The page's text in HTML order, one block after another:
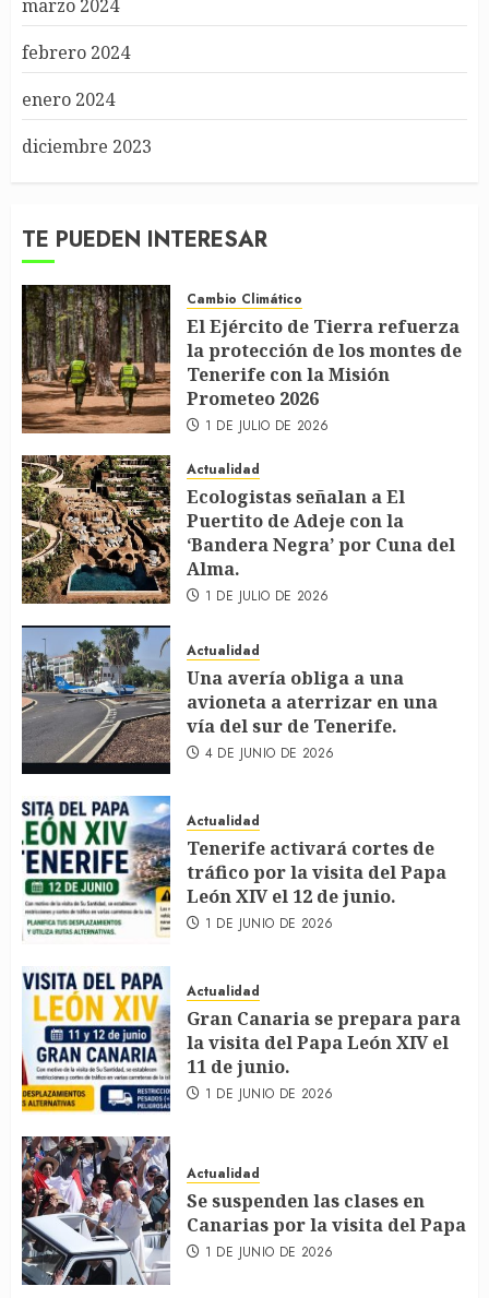
marzo 2024
febrero 2024
enero 2024
diciembre 2023
TE PUEDEN INTERESAR
Cambio Climático
El Ejército de Tierra refuerza
la protección de los montes de
Tenerife con la Misión
Prometeo 2026
1 DE JULIO DE 2026
Actualidad
Ecologistas señalan a El
Puertito de Adeje con la
‘Bandera Negra’ por Cuna del
Alma.
1 DE JULIO DE 2026
Actualidad
Una avería obliga a una
avioneta a aterrizar en una
vía del sur de Tenerife.
4 DE JUNIO DE 2026
Actualidad
Tenerife activará cortes de
tráfico por la visita del Papa
León XIV el 12 de junio.
1 DE JUNIO DE 2026
Actualidad
Gran Canaria se prepara para
la visita del Papa León XIV el
11 de junio.
1 DE JUNIO DE 2026
Actualidad
Se suspenden las clases en
Canarias por la visita del Papa
1 DE JUNIO DE 2026